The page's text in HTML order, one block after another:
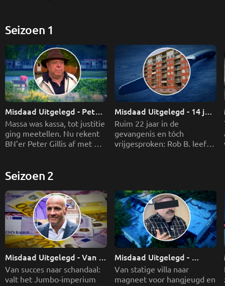
Seizoen 1
Misdaad Uitgelegd - Peter
Gillis
Massa was kassa, tot justitie
ging meetellen. Nu rekent
BN’er Peter Gillis af met
Misdaad Uitgelegd - 14 jaar
onterecht vast
Ruim 22 jaar in de
gevangenis en tóch
vrijgesproken: Rob B. leeft
Seizoen 2
Misdaad Uitgelegd - Van
Jumbo-baas naar
bajesklant?
Van succes naar schandaal:
valt het Jumbo-imperium
Misdaad Uitgelegd -
Spookvilla vol
drugsgeheimen
Van statige villa naar
magneet voor hangjeugd en